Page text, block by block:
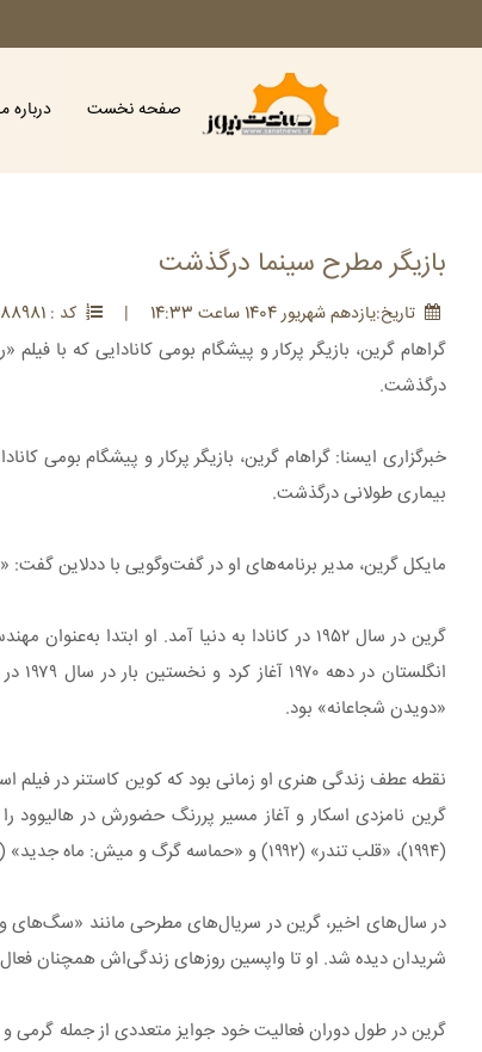
صفحه نخست درباره
بازیگر مطرح سینما درگذشت
تاريخ:يازدهم شهريور 1404 ساعت 14:33 | کد : 388981
درگذشت.
بیماری طولانی درگذشت.
مایکل گرین، مدیر برنامه‌های او در گفت‌وگویی با ددلاین
گرین در سال ۱۹۵۲ در کانادا به دنیا آمد. او
«دویدن شجاعانه» بود.
(۱۹۹۴)، «قلب تندر» (۱۹۹۲) و «حماسه گرگ و میش: ماه جدید» (۲۰۰۹) نقش‌آفرینی کرد.
شریدان دیده شد. او تا واپسین روزهای زندگی‌اش همچنان فعال